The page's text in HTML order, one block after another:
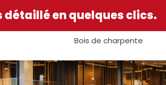
détaillé en quelques clics.
Bois de charpente